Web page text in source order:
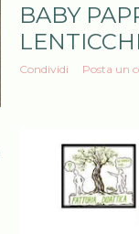
BABY
Condividi Posta un